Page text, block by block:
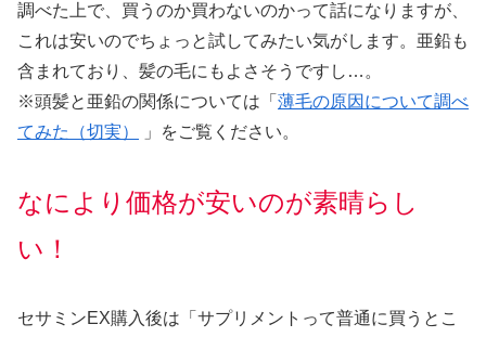
調べた上で、買うのか買わないのかって話になりますが、
これは安いのでちょっと試してみたい気がします。亜鉛も
含まれており、髪の毛にもよさそうですし…。
※頭髪と亜鉛の関係については「 薄毛の原因について調べ
てみた（切実）
」をご覧ください。
なにより価格が安いのが素晴らし
い！
セサミンEX購入後は「サプリメントって普通に買うとこ